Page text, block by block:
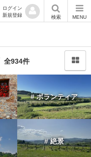
ログイン
新規登録
検索 MENU
全934件
# ボランティア
# 絶景